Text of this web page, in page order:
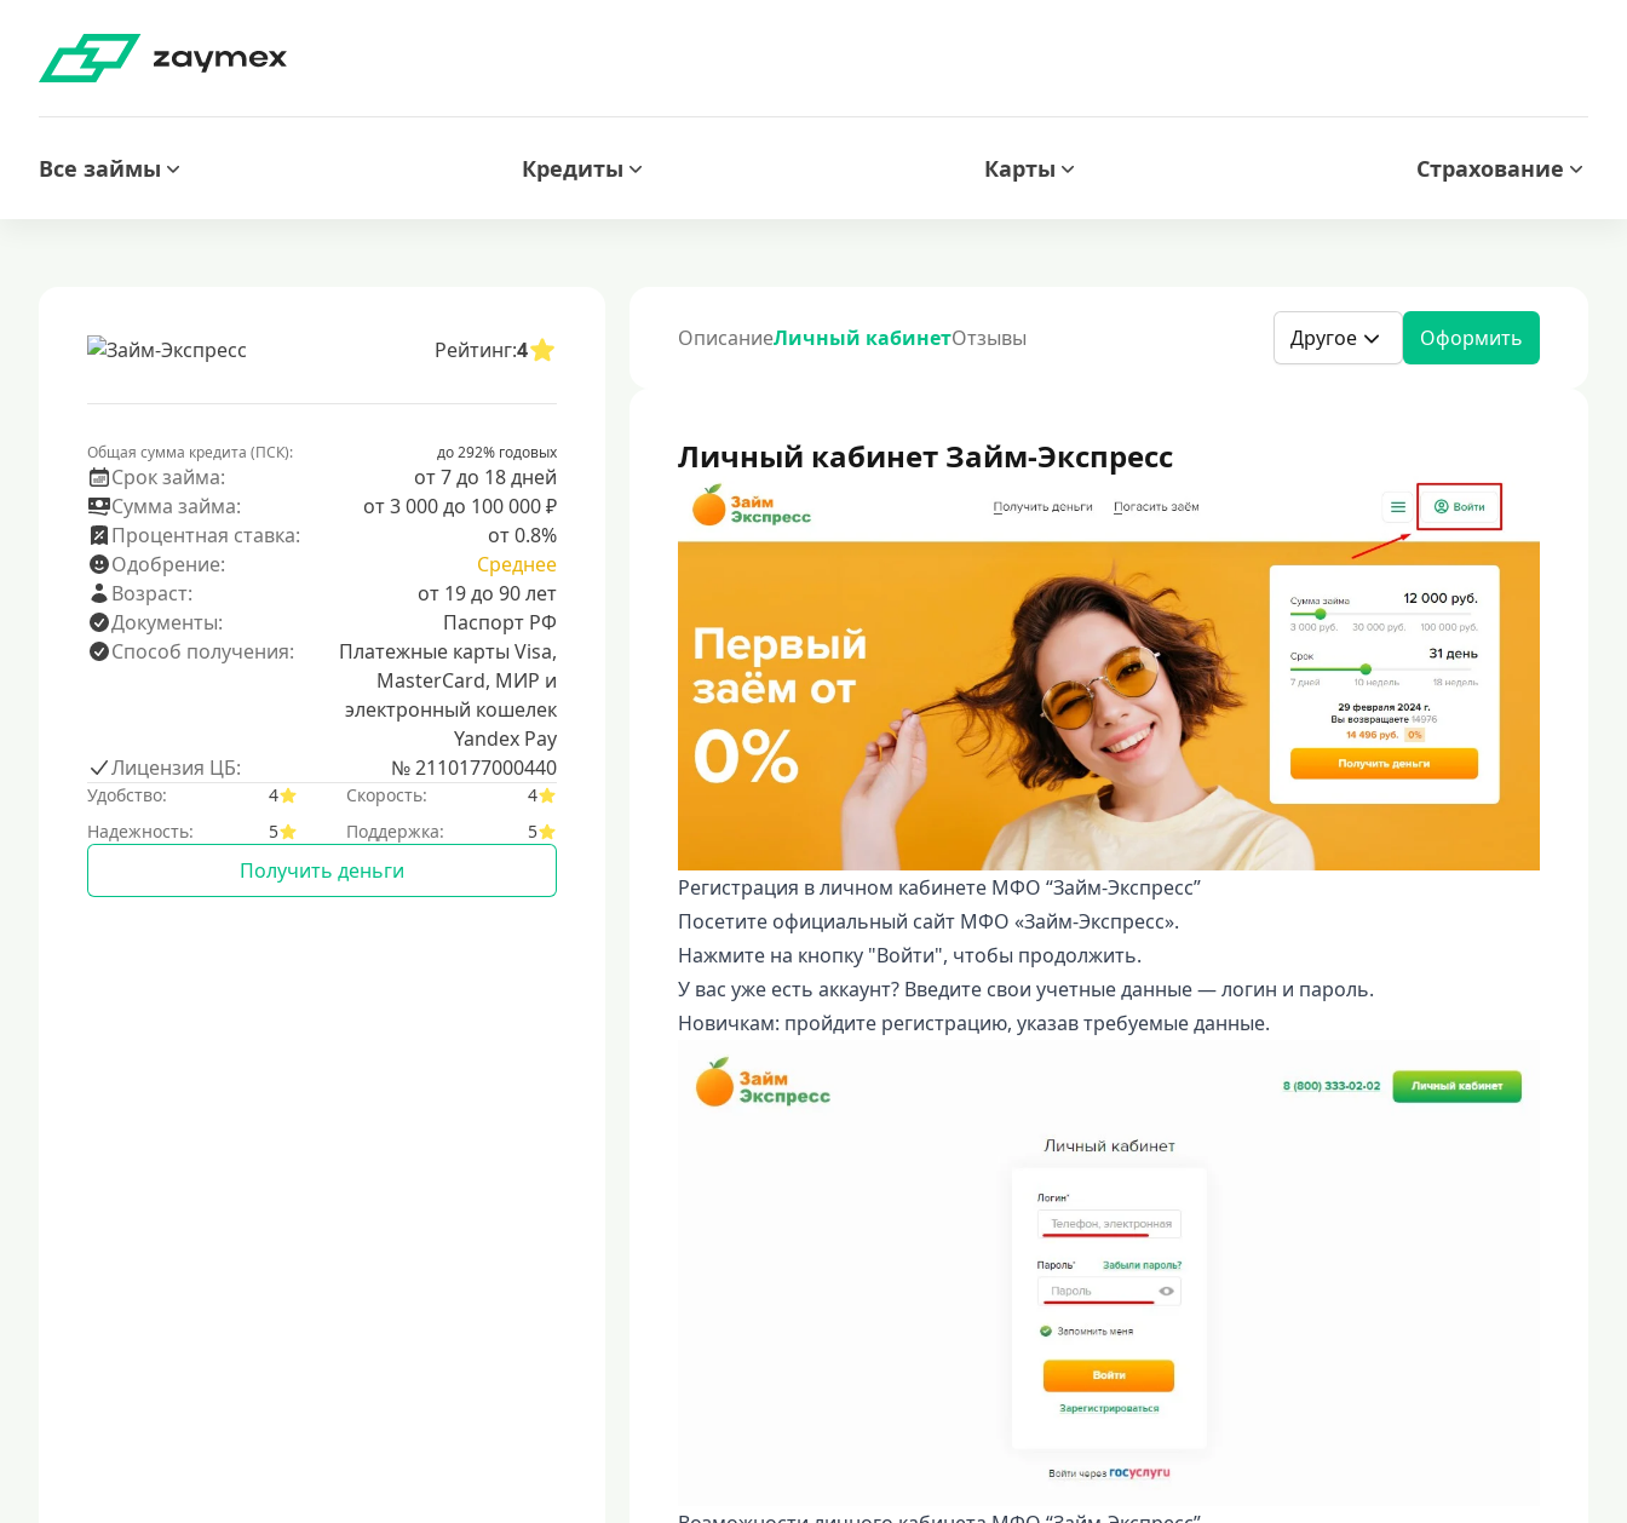
Все займы Кредиты Карты Страхование
Рейтинг:4
Общая сумма кредита (ПСК): до 292% годовых
Срок займа:
от 7 до 18 дней
Сумма займа:
от 3 000 до 100 000 ₽
Процентная ставка:
от 0.8%
Одобрение:
Среднее
Возраст:
от 19 до 90 лет
Документы:
Паспорт РФ
Способ получения:
Платежные карты Visa,
MasterCard, МИР и
электронный кошелек
Yandex Pay
Лицензия ЦБ:
№ 2110177000440
Удобство: 4 Скорость:
4
Надежность:
5 Поддержка: 5
Получить деньги
ОписаниеЛичный кабинетОтзывы Другое Оформить
Личный кабинет Займ-Экспресс
Регистрация в личном кабинете МФО “Займ-Экспресс”
Посетите официальный сайт МФО «Займ-Экспресс».
Нажмите на кнопку "Войти", чтобы продолжить.
У вас уже есть аккаунт? Введите свои учетные данные — логин и пароль.
Новичкам: пройдите регистрацию, указав требуемые данные.